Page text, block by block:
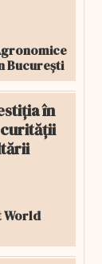
București
în
World